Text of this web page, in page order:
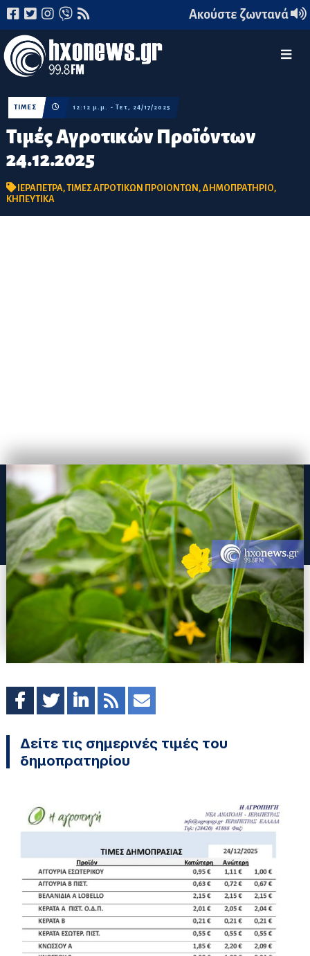
Ακούστε ζωντανά
Τιμές Αγροτικών Προϊόντων
24.12.2025
ΤΙΜΕΣ 12:12 μ.μ. - Τετ, 24/17/2025
ΙΕΡΑΠΕΤΡΑ,ΤΙΜΕΣ ΑΓΡΟΤΙΚΩΝ ΠΡΟΙΟΝΤΩΝ, ΔΗΜΟΠΡΑΤΗΡΙΟ,
ΚΗΠΕΥΤΙΚΑ
Δείτε τις σημερινές τιμές του
δημοπρατηρίου